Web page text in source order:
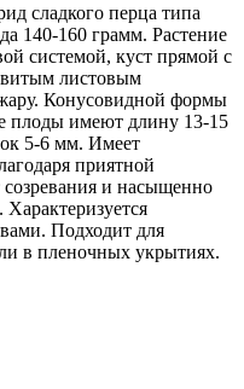
сладкого перца типа
140-160 грамм. Растение
системой, куст прямой с
листовым
Конусовидной формы
плоды имеют длину 13-15
5-6 мм. Имеет
приятной
и насыщенно
Подходит для
в пленочных укрытиях.